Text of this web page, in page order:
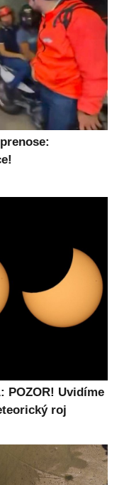
POZOR! Uvidíme
roj